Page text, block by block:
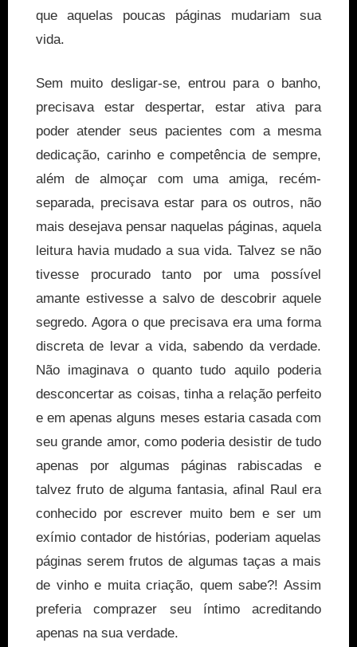
que aquelas poucas páginas mudariam sua
vida.
Sem muito desligar-se, entrou para o banho,
precisava estar despertar, estar ativa para
poder atender seus pacientes com a mesma
dedicação, carinho e competência de sempre,
além de almoçar com uma amiga, recém-
separada, precisava estar para os outros, não
mais desejava pensar naquelas páginas, aquela
leitura havia mudado a sua vida. Talvez se não
tivesse procurado tanto por uma possível
amante estivesse a salvo de descobrir aquele
segredo. Agora o que precisava era uma forma
discreta de levar a vida, sabendo da verdade.
Não imaginava o quanto tudo aquilo poderia
desconcertar as coisas, tinha a relação perfeito
e em apenas alguns meses estaria casada com
seu grande amor, como poderia desistir de tudo
apenas por algumas páginas rabiscadas e
talvez fruto de alguma fantasia, afinal Raul era
conhecido por escrever muito bem e ser um
exímio contador de histórias, poderiam aquelas
páginas serem frutos de algumas taças a mais
de vinho e muita criação, quem sabe?! Assim
preferia comprazer seu íntimo acreditando
apenas na sua verdade.